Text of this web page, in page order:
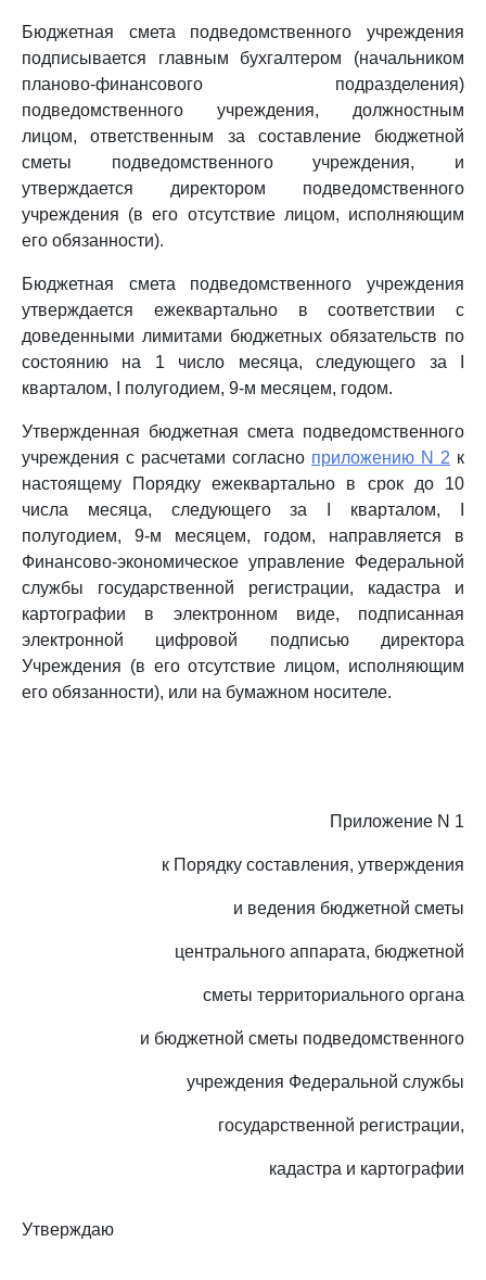
Бюджетная смета подведомственного учреждения
подписывается главным бухгалтером (начальником
планово-финансового подразделения)
подведомственного учреждения, должностным
лицом, ответственным за составление бюджетной
сметы подведомственного учреждения, и
утверждается директором подведомственного
учреждения (в его отсутствие лицом, исполняющим
его обязанности).
Бюджетная смета подведомственного учреждения
утверждается ежеквартально в соответствии с
доведенными лимитами бюджетных обязательств по
состоянию на 1 число месяца, следующего за I
кварталом, I полугодием, 9-м месяцем, годом.
Утвержденная бюджетная смета подведомственного
учреждения с расчетами согласно приложению N 2 к
настоящему Порядку ежеквартально в срок до 10
числа месяца, следующего за I кварталом, I
полугодием, 9-м месяцем, годом, направляется в
Финансово-экономическое управление Федеральной
службы государственной регистрации, кадастра и
картографии в электронном виде, подписанная
электронной цифровой подписью директора
Учреждения (в его отсутствие лицом, исполняющим
его обязанности), или на бумажном носителе.
Приложение N 1
к Порядку составления, утверждения
и ведения бюджетной сметы
центрального аппарата, бюджетной
сметы территориального органа
и бюджетной сметы подведомственного
учреждения Федеральной службы
государственной регистрации,
кадастра и картографии
Утверждаю